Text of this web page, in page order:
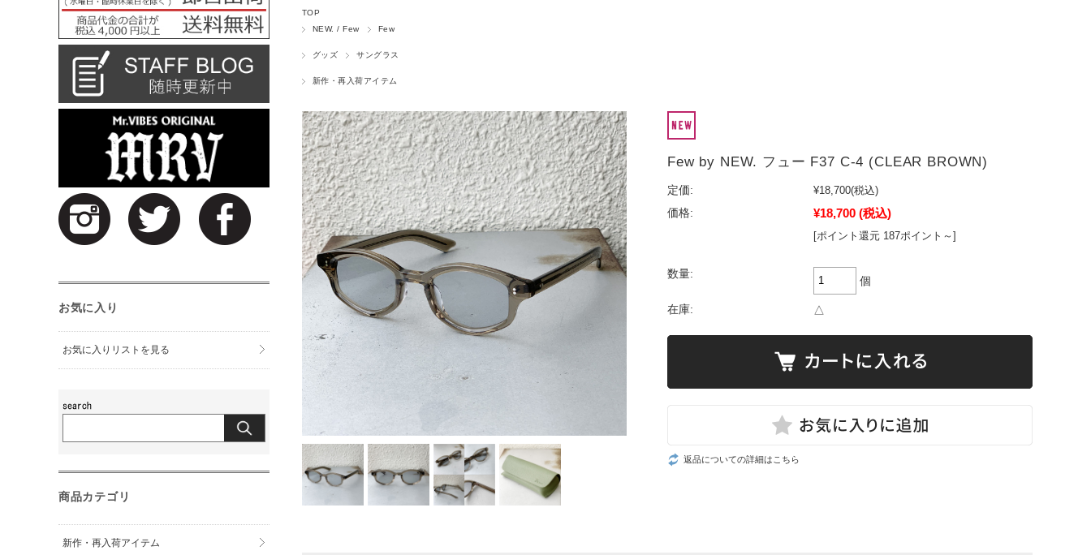
TOP
NEW. / Few
Few
グッズ サングラス
新作・再入荷アイテム
Few by NEW. フュー F37 C-4 (CLEAR BROWN)
定価: ¥18,700(税込)
価格:
¥18,700 (税込)
[ポイント還元 187ポイント～]
数量:
個
在庫: △
返品についての詳細はこちら
お気に入り
お気に入りリストを見る
商品カテゴリ
新作・再入荷アイテム